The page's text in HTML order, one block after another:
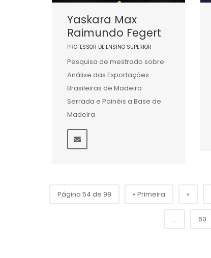
Yaskara Max
Raimundo Fegert
PROFESSOR DE ENSINO SUPERIOR
Pesquisa de mestrado sobre
Análise das Exportações
Brasileiras de Madeira
Serrada e Painéis a Base de
Madeira
Página 54 de 98 « Primeira «
... 60